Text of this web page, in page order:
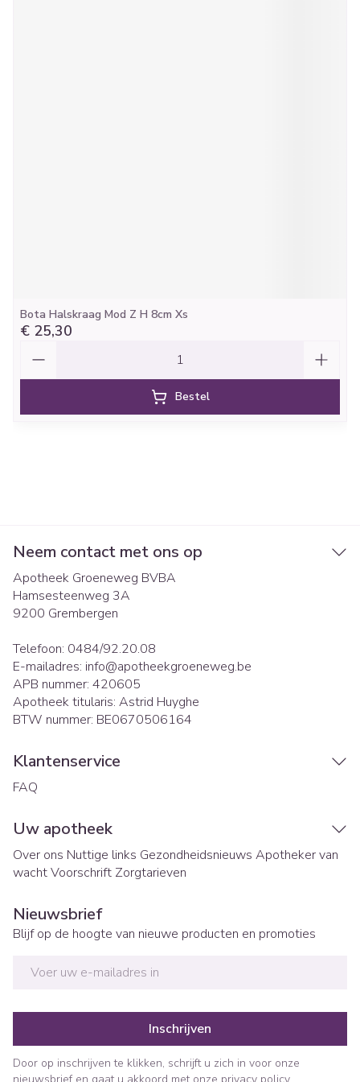
Bota Halskraag Mod Z H 8cm Xs
€ 25,30
Bestel
Neem contact met ons op
Apotheek Groeneweg BVBA
Hamsesteenweg 3A
9200 Grembergen
Telefoon: 0484/92.20.08
E-mailadres: info@apotheekgroeneweg.be
APB nummer: 420605
Apotheek titularis: Astrid Huyghe
BTW nummer: BE0670506164
Klantenservice
FAQ
Uw apotheek
Over ons Nuttige links Gezondheidsnieuws Apotheker van
wachtVoorschrift Zorgtarieven
Nieuwsbrief
Blijf op de hoogte van nieuwe producten en promoties
Inschrijven
Door op inschrijven te klikken, schrijft u zich in voor onze